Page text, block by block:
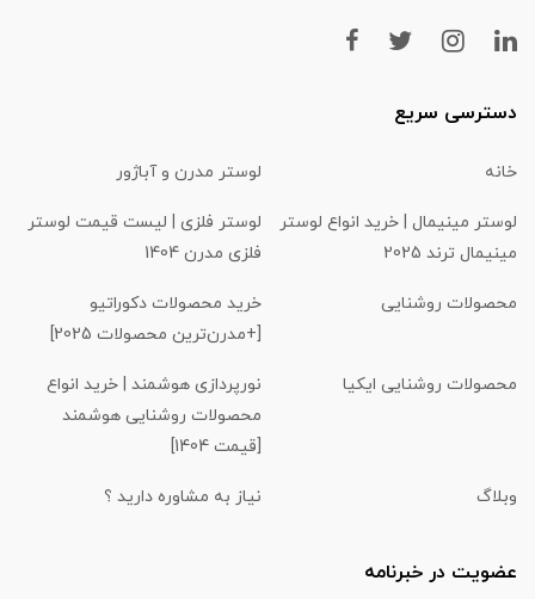
دسترسی سریع
خانه لوستر مدرن و آباژور
لوستر مینیمال | خرید انواع لوستر
مینیمال ترند 2025
لوستر فلزی | لیست قیمت لوستر
فلزی مدرن 1404
محصولات روشنایی
خرید محصولات دکوراتیو
[+مدرن‌ترین محصولات 2025]
محصولات روشنایی ایکیا
نورپردازی هوشمند | خرید انواع
محصولات روشنایی هوشمند
[قیمت 1404]
وبلاگ نیاز به مشاوره دارید ؟
عضویت در خبرنامه